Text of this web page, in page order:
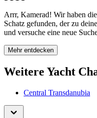
Arrr, Kamerad! Wir haben
Schatz gefunden, der zu
und versuche eine neue
Mehr entdecken
Weitere Yacht
Central Transdanubia